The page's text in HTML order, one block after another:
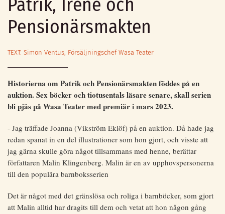
Patrik, Irene och
Pensionärsmakten
TEXT: Simon Ventus, Försäljningschef Wasa Teater
Historierna om Patrik och Pensionärsmakten föddes på en
auktion. Sex böcker och tiotusentals läsare senare, skall serien
bli pjäs på Wasa Teater med premiär i mars 2023.
- Jag träffade Joanna (Vikström Eklöf) på en auktion. Då hade jag
redan spanat in en del illustrationer som hon gjort, och visste att
jag gärna skulle göra något tillsammans med henne, berättar
författaren Malin Klingenberg. Malin är en av upphovspersonerna
till den populära barnboksserien
Det är något med det gränslösa och roliga i barnböcker, som gjort
att Malin alltid har dragits till dem och vetat att hon någon gång